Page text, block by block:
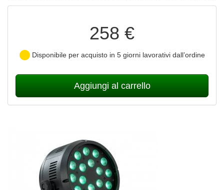
258 €
Disponibile per acquisto in 5 giorni lavorativi dall’ordine
Aggiungi al carrello